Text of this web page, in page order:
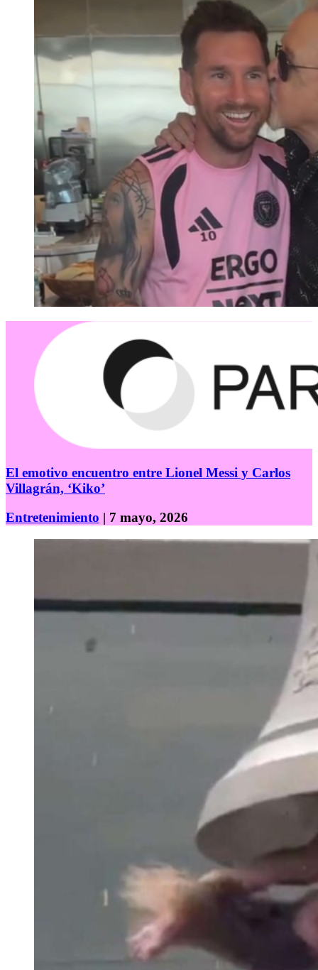
El emotivo encuentro entre Lionel Messi y Carlos
Villagrán, ‘Kiko’
Entretenimiento | 7 mayo, 2026